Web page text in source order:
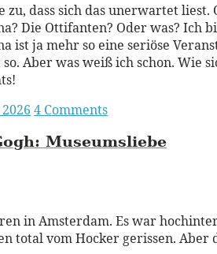
zu, dass sich das unerwartet liest.
Die Ottifanten? Oder was? Ich
ist ja mehr so eine seriöse
Aber was weiß ich schon. Wie
4 Comments
Museumsliebe
in Amsterdam. Es war
total vom Hocker gerissen. Aber